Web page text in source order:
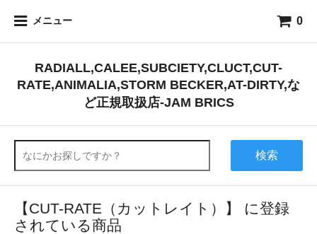
メニュー 0
RADIALL,CALEE,SUBCIETY,CLUCT,CUT-
RATE,ANIMALIA,STORM BECKER,AT-DIRTY,な
ど正規取扱店-JAM BRICS
検索
【CUT-RATE（カットレイト）】 に登録
されている商品